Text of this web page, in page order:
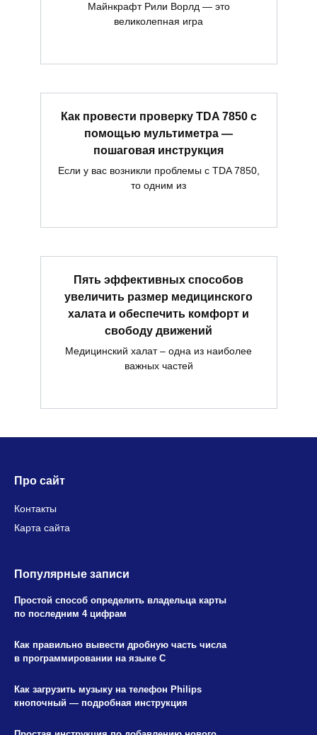
Майнкрафт Рили Ворлд — это
великолепная игра
Как провести проверку TDA 7850 с
помощью мультиметра —
пошаговая инструкция
Если у вас возникли проблемы с TDA 7850,
то одним из
Пять эффективных способов
увеличить размер медицинского
халата и обеспечить комфорт и
свободу движений
Медицинский халат – одна из наиболее
важных частей
Про сайт
Контакты
Карта сайта
Популярные записи
Простой способ определить владельца карты
по последним 4 цифрам
Как правильно вывести дробную часть числа
в программировании на языке C
Как загрузить музыку на телефон Philips
кнопочный — подробная инструкция